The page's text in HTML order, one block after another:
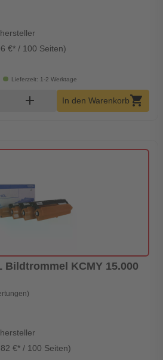
€* / 100 Seiten)
Lieferzeit: 1-2 Werktage
Warenkorb Menge
add In den Warenkorbshopping_cart
Bildtrommel KCMY 15.000
€* / 100 Seiten)